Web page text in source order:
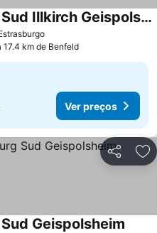
ibis budget Strasbourg Sud Illkirch Geispolsheim
17.4 km de Benfeld
Ver preços
Partilhar
Geispolsheim